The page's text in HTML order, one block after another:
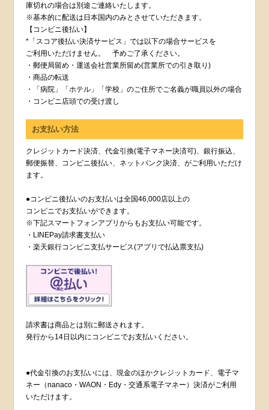
庫切れの場合は別途ご連絡いたします。
※基本的に配送は日本国内のみとさせていただきます。
【コンビニ後払い】
*「スコア後払い決済サービス」では以下の場合サービスを
ご利用いただけません。 予めご了承ください。
・郵便局留め・運送会社営業所留め(営業所での引き取り)
・商品の転送
・「病院」「ホテル」「学校」のご住所でご名義が職員以外の場合
・コンビニ店頭での受け渡し
お支払い方法
クレジットカード決済、代金引換(電子マネー決済可)、銀行振込、
郵便振替、コンビニ後払い、ネットバンク決済、がご利用いただけ
ます。
●コンビニ後払いのお支払いは全国46,000店以上の
コンビニでお支払いができます。
※下記スマートフォンアプリからもお支払い可能です。
・LINEPay請求書支払い
・楽天銀行コンビニ支払サービス(アプリで払込票支払)
請求書は商品とは別に郵送されます。
発行から14日以内にコンビニでお支払いください。
●代金引換のお支払いには、現金のほかクレジットカード、電子マ
ネー（nanaco・WAON・Edy・交通系電子マネー）決済がご利用
いただけます。